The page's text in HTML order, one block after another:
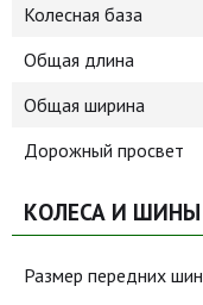
Колесная база
Общая длина
Общая ширина
Дорожный просвет
КОЛЕСА И ШИНЫ
Размер передних шин